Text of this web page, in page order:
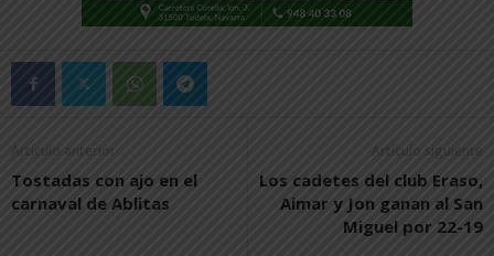
Artículo anterior
Tostadas con ajo en el
carnaval de Ablitas
Artículo siguiente
Los cadetes del club Eraso,
Aimar y Jon ganan al San
Miguel por 22-19